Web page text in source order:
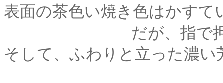
表面の茶色い焼き色はかすて
だが、指で押してみ
そして、ふわりと立った濃